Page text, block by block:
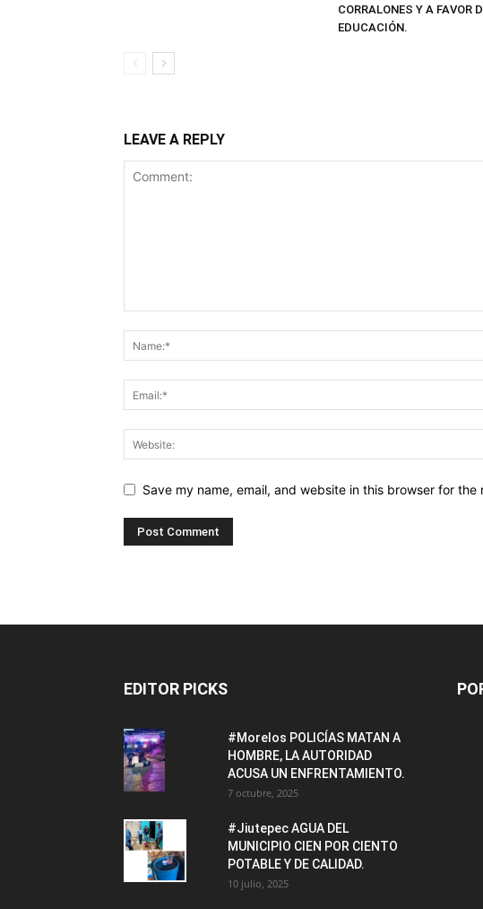
CORRALONES Y A FAVOR
EDUCACIÓN.
LEAVE A REPLY
Save my name, email, and website in this browser for the
EDITOR PICKS
#Morelos POLICÍAS MATAN A
HOMBRE, LA AUTORIDAD
ACUSA UN ENFRENTAMIENTO.
7 octubre, 2025
#Jiutepec AGUA DEL
MUNICIPIO CIEN POR CIENTO
POTABLE Y DE CALIDAD.
10 julio, 2025